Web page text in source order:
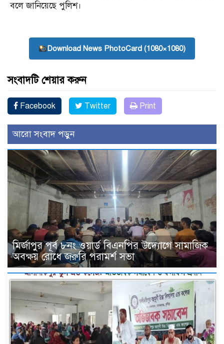
বলে জানিয়েছে পুলিশ।
Download News PhotoCard (1080×1080)
সংবাদটি শেয়ার করুন
Facebook Twitter Print
আরো সংবাদ পড়ুন
মির্জাপুর পূর্ব ৮নং ওয়ার্ড বিএনপির উদ্যোগে সামাজিক
অবক্ষয় রোধে জরুরি পরামর্শ সভা